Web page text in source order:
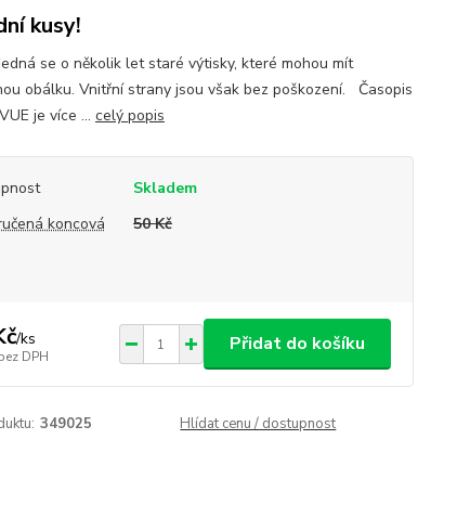
kusy!
se o několik let staré výtisky, které mohou mít
obálku. Vnitřní strany jsou však bez poškození. Časopis
je více ... celý popis
Skladem
koncová
50 Kč
/ks
DPH
Přidat do košíku
349025 Hlídat cenu / dostupnost